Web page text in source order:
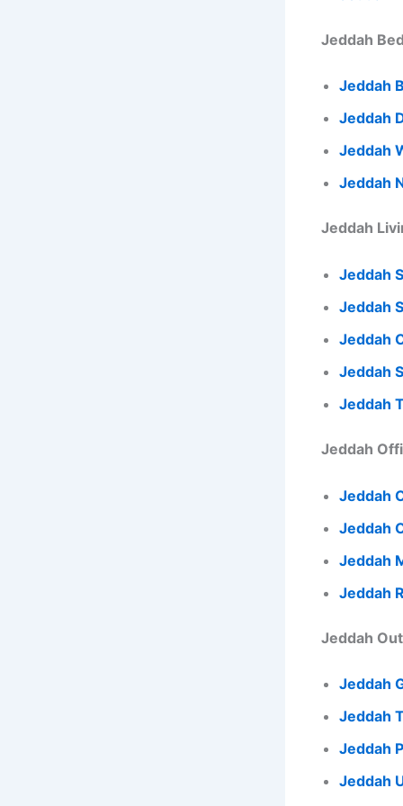
Jeddah
Jeddah
Jeddah
Jeddah
Jeddah
Jeddah
Jeddah
Jeddah
Jeddah
Jeddah
Jeddah
Jeddah
Jeddah
Jeddah
Jeddah
Jeddah
Jeddah